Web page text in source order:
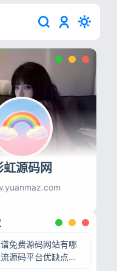
虹源码网
免费源码网站有哪
源码平台优缺点深